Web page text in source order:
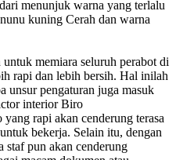
menunjuk warna yang terlalu
kuning Cerah dan warna
memiara seluruh perabot di
rapi dan lebih bersih. Hal inilah
unsur pengaturan juga masuk
interior Biro
rapi akan cenderung terasa
bekerja. Selain itu, dengan
staf pun akan cenderung